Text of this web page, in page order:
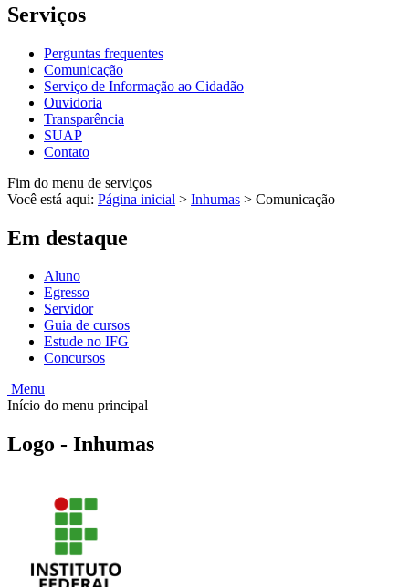
Serviços
Perguntas frequentes
Comunicação
Serviço de Informação ao Cidadão
Ouvidoria
Transparência
SUAP
Contato
Fim do menu de serviços
Você está aqui: Página inicial > Inhumas > Comunicação
Em destaque
Aluno
Egresso
Servidor
Guia de cursos
Estude no IFG
Concursos
Menu
Início do menu principal
Logo - Inhumas